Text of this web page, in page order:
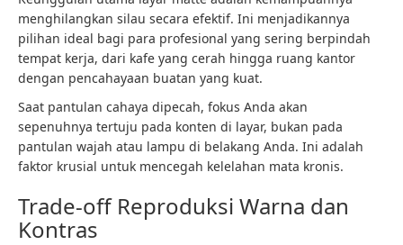
menghilangkan silau secara efektif. Ini menjadikannya
pilihan ideal bagi para profesional yang sering berpindah
tempat kerja, dari kafe yang cerah hingga ruang kantor
dengan pencahayaan buatan yang kuat.
Saat pantulan cahaya dipecah, fokus Anda akan
sepenuhnya tertuju pada konten di layar, bukan pada
pantulan wajah atau lampu di belakang Anda. Ini adalah
faktor krusial untuk mencegah kelelahan mata kronis.
Trade-off Reproduksi Warna dan
Kontras